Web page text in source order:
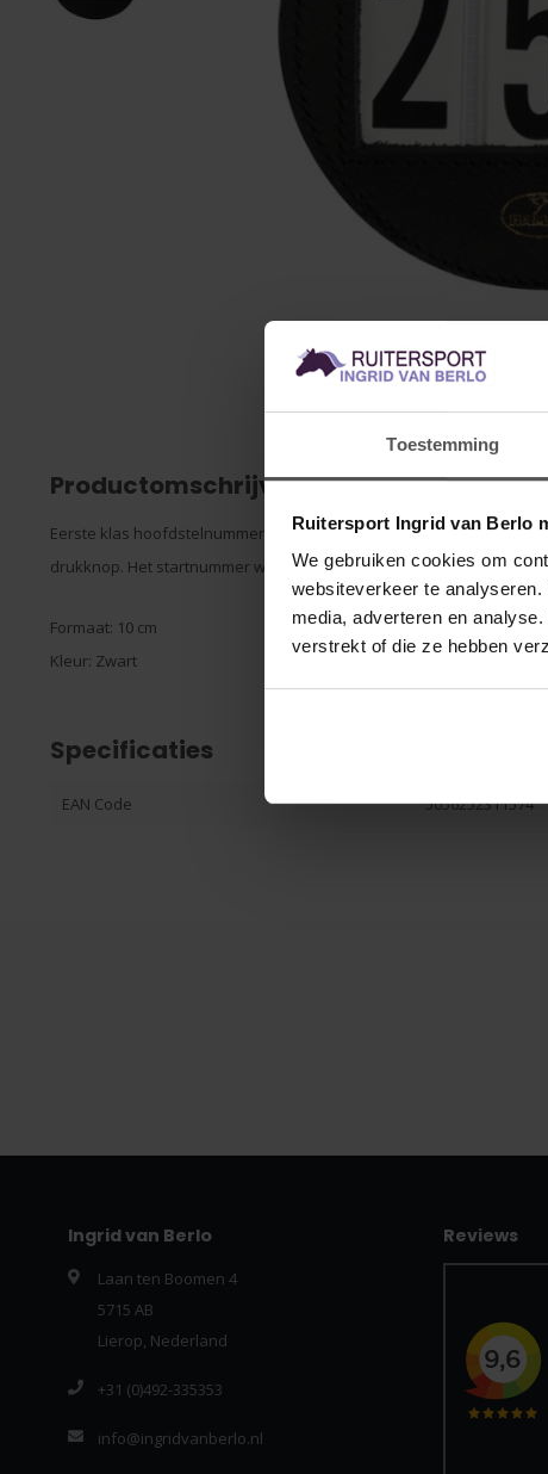
Toestemming
Ruitersport Ingrid van Berlo
We gebruiken cookies om
websiteverkeer te
media, adverteren en
verstrekt of die ze hebben
Productomschrijving
Eerste klas hoofdstelnummer van LeMieux. het nummer wordt aan
drukknop. Het startnummer wordt geleverd inclusief alle nummers.
Formaat: 10 cm
Kleur: Zwart
Specificaties
EAN Code 5056252311574
Ingrid van Berlo
Laan ten Boomen 4
5715 AB
Lierop, Nederland
+31 (0)492-335353
info@ingridvanberlo.nl
Reviews